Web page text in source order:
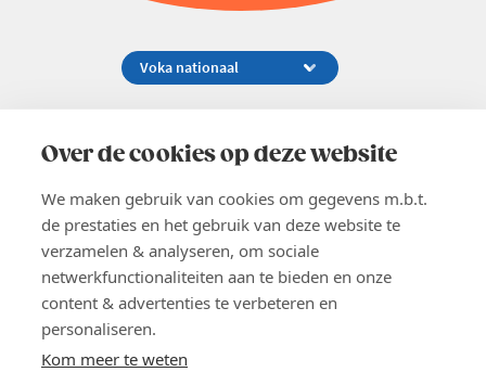
Over de cookies op deze website
We maken gebruik van cookies om gegevens m.b.t.
de prestaties en het gebruik van deze website te
verzamelen & analyseren, om sociale
netwerkfunctionaliteiten aan te bieden en onze
content & advertenties te verbeteren en
personaliseren.
Kom meer te weten
02 229 81 11
EN